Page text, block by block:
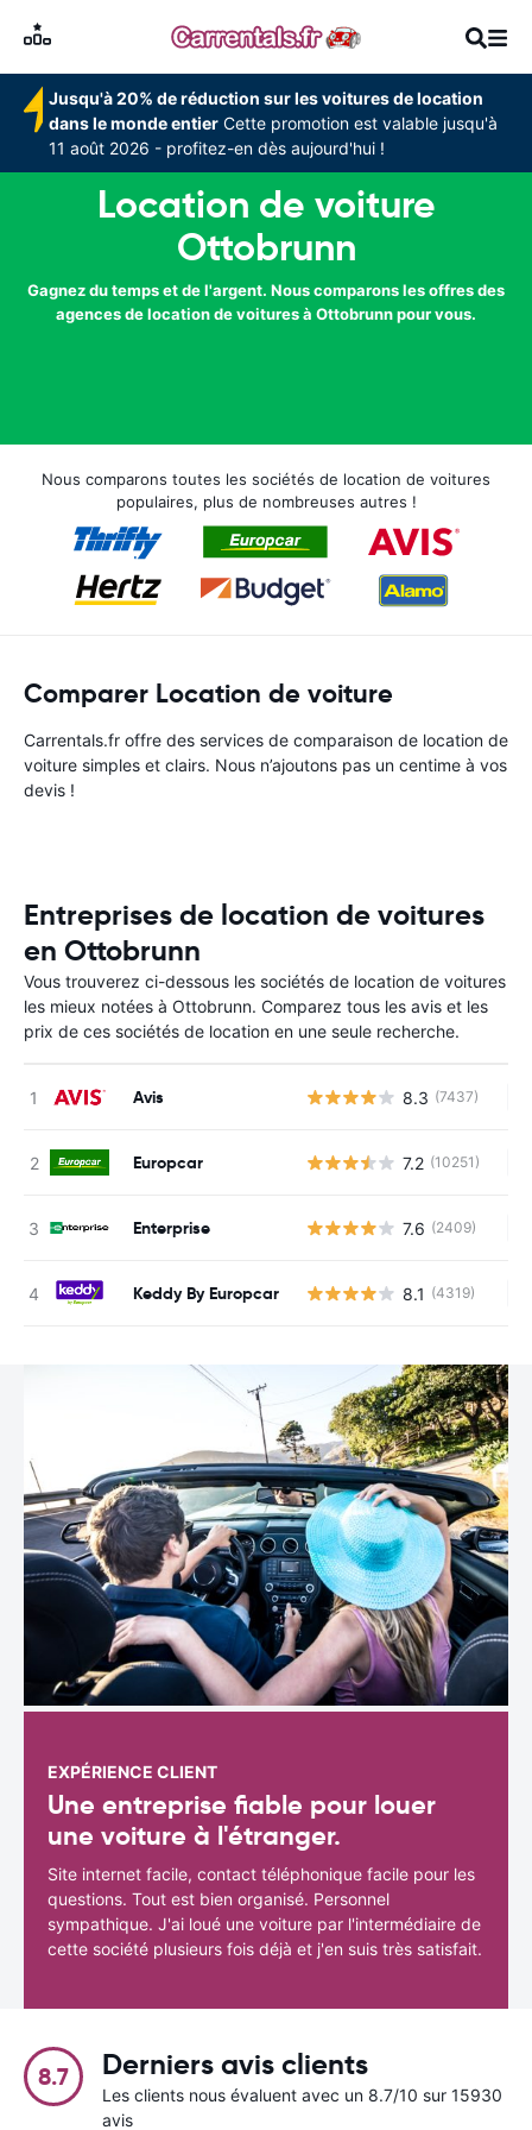
Jusqu'à 20% de réduction sur les voitures de location
dans le monde entier Cette promotion est valable jusqu'à
11 août 2026 - profitez-en dès aujourd'hui !
Location de voiture
Ottobrunn
Gagnez du temps et de l'argent. Nous comparons les offres des
agences de location de voitures à Ottobrunn pour vous.
Nous comparons toutes les sociétés de location de voitures
populaires, plus de nombreuses autres !
Comparer Location de voiture
Carrentals.fr offre des services de comparaison de location de
voiture simples et clairs. Nous n’ajoutons pas un centime à vos
devis !
Entreprises de location de voitures
en Ottobrunn
Vous trouverez ci-dessous les sociétés de location de voitures
les mieux notées à Ottobrunn. Comparez tous les avis et les
prix de ces sociétés de location en une seule recherche.
Avis 8.3 (7437)
Europcar 7.2 (10251)
Enterprise 7.6 (2409)
Keddy By Europcar 8.1 (4319)
EXPÉRIENCE CLIENT
Une entreprise fiable pour louer
une voiture à l'étranger.
Site internet facile, contact téléphonique facile pour les
questions. Tout est bien organisé. Personnel
sympathique. J'ai loué une voiture par l'intermédiaire de
cette société plusieurs fois déjà et j'en suis très satisfait.
8.7 Derniers avis clients
Les clients nous évaluent avec un 8.7/10 sur 15930
avis